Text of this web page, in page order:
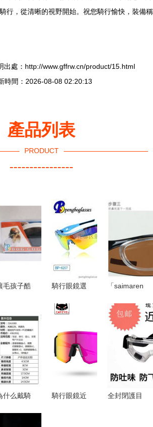
行，從清晰的視野開始。祝您騎行愉快，裝備稱
出處：http://www.gffrw.cn/product/15.html
時間：2026-08-08 02:20:13
產品列表
PRODUCT
----------------
毛孩子酷
節寵物眼
鏡——狗狗
的專用騎行
防曬神器
騎行眼鏡選
業廠家為何
推薦彭博眼
鏡廠？
「saimaren」
評 偏光近
視風鏡如何
守護你的飛
馳時刻？
什么戴騎
騎行眼鏡近
全封閉護目